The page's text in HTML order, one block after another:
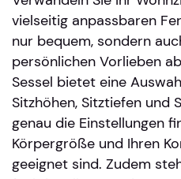
vielseitig anpassbaren
nur bequem, sondern
persönlichen Vorlieben
Sessel bietet eine
Sitzhöhen, Sitztiefen und
genau die Einstellungen
Körpergröße und Ihren
geeignet sind. Zudem